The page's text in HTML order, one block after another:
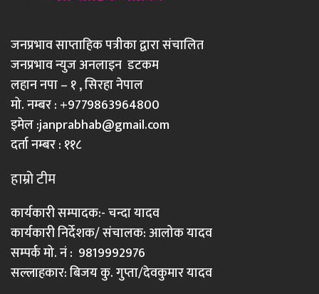
जनप्रभाव साप्ताहिक पत्रीका द्वारा संचालित
जनप्रभाव न्युज अनलाइन डटकम
लहान नपा – १ , सिरहा नेपाल
मो. नम्बर : +9779863964800
इमेल :janprabhab@gmail.com
दर्ता नम्बर : ११८
हाम्रो टीम
कार्यकारी सम्पादक:- चन्दा यादव
कार्यकारी निर्देशक/ संचालक: आलोक यादव
सम्पर्क मो. नं : 9819992976
सल्लाहकार: बिजय कु. गुप्ता/देवकुमार यादव